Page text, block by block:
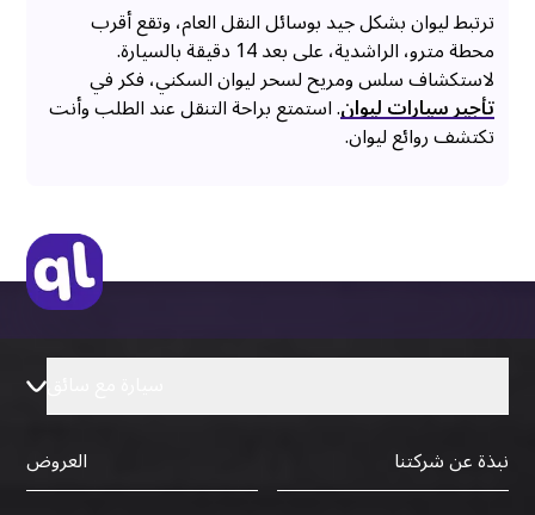
ترتبط ليوان بشكل جيد بوسائل النقل العام، وتقع أقرب
محطة مترو، الراشدية، على بعد 14 دقيقة بالسيارة.
لاستكشاف سلس ومريح لسحر ليوان السكني، فكر في
تأجير سيارات ليوان. استمتع براحة التنقل عند الطلب وأنت
تكتشف روائع ليوان.
نبذة عن شركتنا
العروض